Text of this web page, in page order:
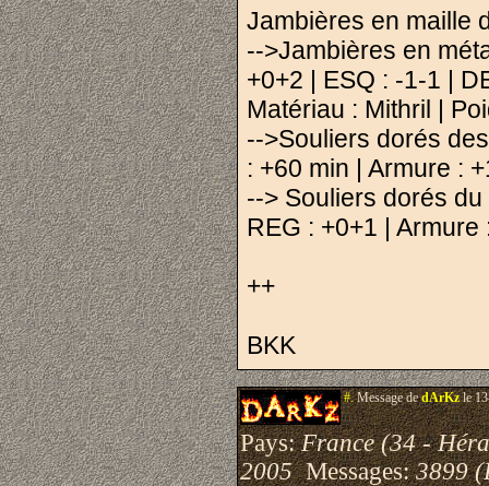
Jambières en maille
-->Jambières en
+0+2 | ESQ : -1-1 |
Matériau : Mithril |
-->Souliers dorés
: +60 min | Armure :
--> Souliers dorés
REG : +0+1 |
++
BKK
#.Message dedArKzle
Pays:France (34 -
2005Messages:3899